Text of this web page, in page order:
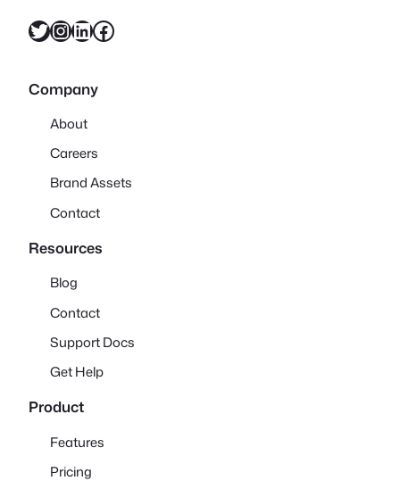
X InstagramLinkedIn Facebook
Company
About
Careers
Brand Assets
Contact
Resources
Blog
Contact
Support Docs
Get Help
Product
Features
Pricing